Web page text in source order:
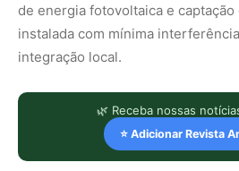
de energia fotovoltaica e
instalada com mínima
integração local.
🌿 Receba nossas
⭐ Adicionar Revista